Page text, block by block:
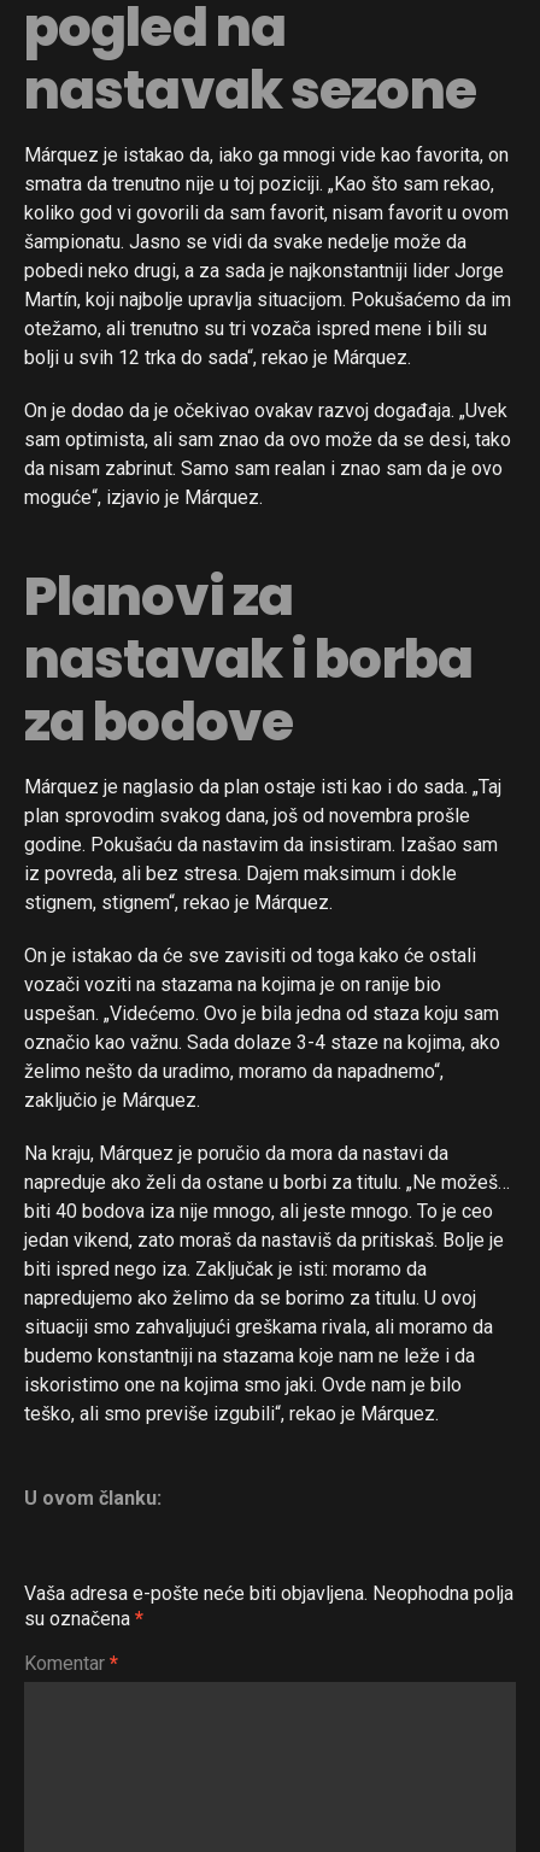
pogled na
nastavak sezone
Márquez je istakao da, iako ga mnogi vide kao favorita, on
smatra da trenutno nije u toj poziciji. „Kao što sam rekao,
koliko god vi govorili da sam favorit, nisam favorit u ovom
šampionatu. Jasno se vidi da svake nedelje može da
pobedi neko drugi, a za sada je najkonstantniji lider Jorge
Martín, koji najbolje upravlja situacijom. Pokušaćemo da im
otežamo, ali trenutno su tri vozača ispred mene i bili su
bolji u svih 12 trka do sada“, rekao je Márquez.
On je dodao da je očekivao ovakav razvoj događaja. „Uvek
sam optimista, ali sam znao da ovo može da se desi, tako
da nisam zabrinut. Samo sam realan i znao sam da je ovo
moguće“, izjavio je Márquez.
Planovi za
nastavak i borba
za bodove
Márquez je naglasio da plan ostaje isti kao i do sada. „Taj
plan sprovodim svakog dana, još od novembra prošle
godine. Pokušaću da nastavim da insistiram. Izašao sam
iz povreda, ali bez stresa. Dajem maksimum i dokle
stignem, stignem“, rekao je Márquez.
On je istakao da će sve zavisiti od toga kako će ostali
vozači voziti na stazama na kojima je on ranije bio
uspešan. „Videćemo. Ovo je bila jedna od staza koju sam
označio kao važnu. Sada dolaze 3-4 staze na kojima, ako
želimo nešto da uradimo, moramo da napadnemo“,
zaključio je Márquez.
Na kraju, Márquez je poručio da mora da nastavi da
napreduje ako želi da ostane u borbi za titulu. „Ne možeš…
biti 40 bodova iza nije mnogo, ali jeste mnogo. To je ceo
jedan vikend, zato moraš da nastaviš da pritiskaš. Bolje je
biti ispred nego iza. Zaključak je isti: moramo da
napredujemo ako želimo da se borimo za titulu. U ovoj
situaciji smo zahvaljujući greškama rivala, ali moramo da
budemo konstantniji na stazama koje nam ne leže i da
iskoristimo one na kojima smo jaki. Ovde nam je bilo
teško, ali smo previše izgubili“, rekao je Márquez.
U ovom članku:
Vaša adresa e-pošte neće biti objavljena. Neophodna polja
su označena *
Komentar *